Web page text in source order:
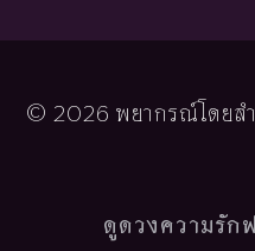
© 2026 พยากรณ์โดยส
ดูดวงความรัก